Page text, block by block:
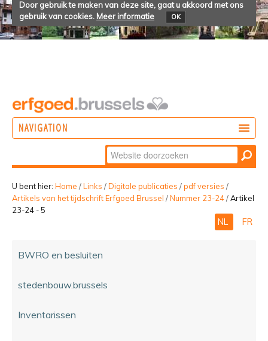
Door gebruik te maken van deze site, gaat u akkoord met ons
gebruik van cookies. Meer informatie OK
NAVIGATION
BELEVEN
Zoek
Geavanceerd
zoeken...
U bent hier: Home /Links /Digitale publicaties /pdf versies /
Artikels van het tijdschrift Erfgoed Brussel /Nummer 23-24/Artikel
23-24 - 5
NL FR
BWRO en besluiten
stedenbouw.brussels
Inventarissen